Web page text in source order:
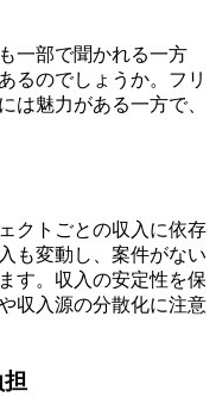
一部で聞かれる一方
るのでしょうか。フリ
は魅力がある一方で、
クトごとの収入に依存
も変動し、案件がない
す。収入の安定性を保
収入源の分散化に注意